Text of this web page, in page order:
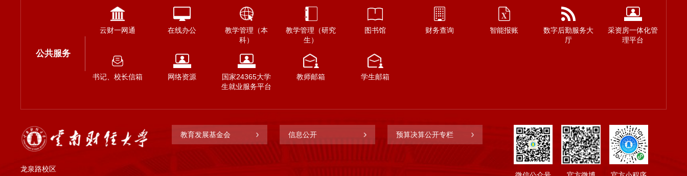
公共服务
云财一网通 在线办公
教学管理（本
科）
教学管理（研究
生）
图书馆 财务查询 智能报账
数字后勤服务大
厅
采资房一体化管
理平台
书记、校长信箱 网络资源
国家24365大学
生就业服务平台
教师邮箱 学生邮箱
龙泉路校区
教育发展基金会 信息公开 预算决算公开专栏